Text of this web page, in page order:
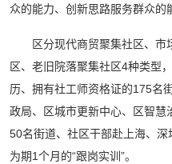
众的能力、创新思路服务群众的
区分现代商贸聚集社区、
区、老旧院落聚集社区4种类型
历、拥有社工师资格证的175名
政局、区城市更新中心、区智
50名街道、社区干部赴上海、
为期1个月的“跟岗实训”。